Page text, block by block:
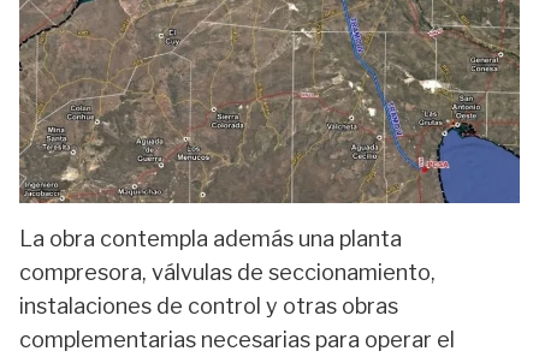
La obra contempla además una planta
compresora, válvulas de seccionamiento,
instalaciones de control y otras obras
complementarias necesarias para operar el